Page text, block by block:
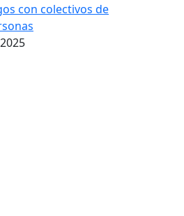
con colectivos de